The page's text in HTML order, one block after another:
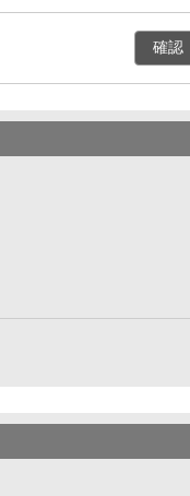
確認